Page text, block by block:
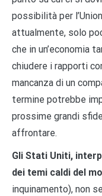
possibilità per
attualmente, solo
che in un’economia
chiudere i rapporti
mancanza di un
termine potrebbe
prossime grandi
affrontare.
Gli Stati Uniti,
dei temi caldi del
inquinamento), non